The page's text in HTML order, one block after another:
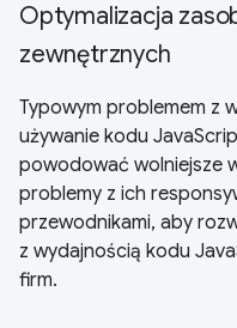
Optymalizacja
zewnętrznych
Typowym problemem z
używanie kodu
powodować wolniejsze
problemy z ich
przewodnikami, aby
z wydajnością kodu
firm.